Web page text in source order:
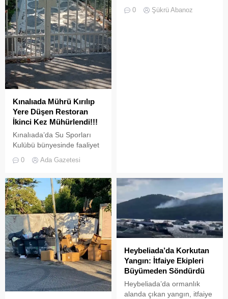
Kınalıada Mührü Kırılıp
Yere Düşen Restoran
İkinci Kez Mühürlendi!!!
Kınalıada’da Su Sporları
Kulübü bünyesinde faaliyet
ruhsat usulsüzlüğü ve adres
Adalar Belediyesi tarafından
mühürlendi.
0 Ada Gazetesi
yazlıkçıların nefes aldığı
0 Şükrü Abanoz
Heybeliada’da Korkutan
Yangın: İtfaiye Ekipleri
Büyümeden Söndürdü
Heybeliada’da ormanlık
alanda çıkan yangın, itfaiye